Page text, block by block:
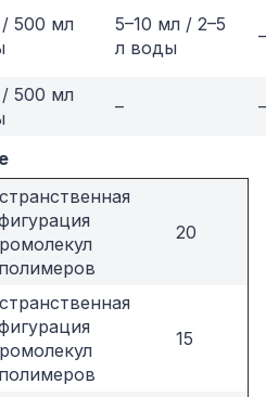
500 мл
5–10 мл / 2–5
л воды
–
500 мл
– –
20
15